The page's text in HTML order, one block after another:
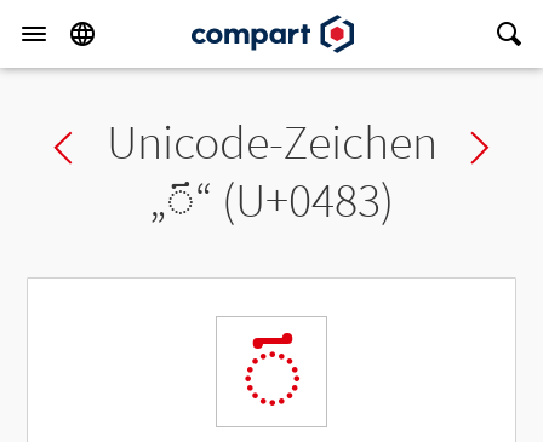
Previous char
Unicode-Zeichen
„◌҃“ (U+0483)
◌҃